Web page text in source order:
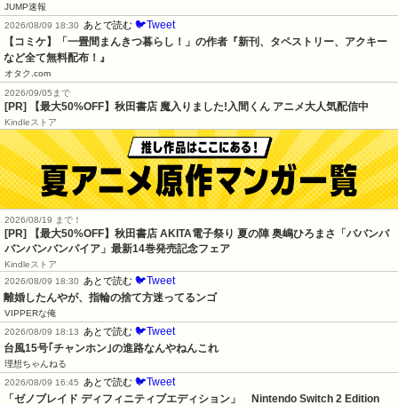
JUMP速報
2026/08/09 18:30
あとで読む 🐦Tweet
【コミケ】「一畳間まんきつ暮らし！」の作者『新刊、タペストリー、アクキー
など全て無料配布！』
オタク.com
2026/09/05まで
[PR] 【最大50%OFF】秋田書店 魔入りました!入間くん アニメ大人気配信中
Kindleストア
2026/08/19 まで！
[PR] 【最大50%OFF】秋田書店 AKITA電子祭り 夏の陣 奥嶋ひろまさ「ババンバ
バンバンバンパイア」最新14巻発売記念フェア
Kindleストア
2026/08/09 18:30 あとで読む 🐦Tweet
離婚したんやが、指輪の捨て方迷ってるンゴ
VIPPERな俺
2026/08/09 18:13 あとで読む 🐦Tweet
台風15号｢チャンホン｣の進路なんやねんこれ
理想ちゃんねる
2026/08/09 16:45 あとで読む 🐦Tweet
「ゼノブレイド ディフィニティブエディション」　Nintendo Switch 2 Edition